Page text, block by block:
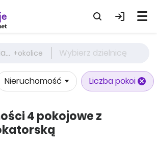
Wybierz miasto +okolice Wybierz dzielnicę
Nieruchomość Liczba pokoi
4 pokojowe z